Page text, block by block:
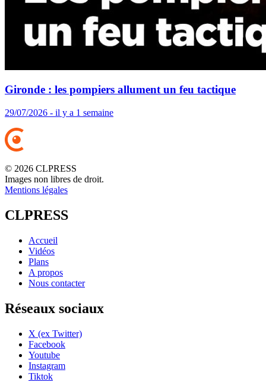
Gironde : les pompiers allument un feu tactique
29/07/2026 - il y a 1 semaine
© 2026 CLPRESS
Images non libres de droit.
Mentions légales
CLPRESS
Accueil
Vidéos
Plans
A propos
Nous contacter
Réseaux sociaux
X (ex Twitter)
Facebook
Youtube
Instagram
Tiktok